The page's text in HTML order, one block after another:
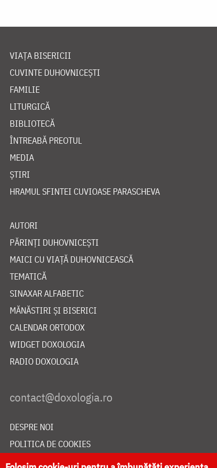
VIAȚA BISERICII
CUVINTE DUHOVNICEȘTI
FAMILIE
LITURGICĂ
BIBLIOTECĂ
ÎNTREABĂ PREOTUL
MEDIA
ȘTIRI
HRAMUL SFINTEI CUVIOASE PARASCHEVA
AUTORI
PĂRINȚI DUHOVNICEȘTI
MAICI CU VIAȚĂ DUHOVNICEASCĂ
TEMATICĂ
SINAXAR ALFABETIC
MĂNĂSTIRI ȘI BISERICI
CALENDAR ORTODOX
WIDGET DOXOLOGIA
RADIO DOXOLOGIA
DESPRE NOI
POLITICA DE COOKIES
DONEAZĂ ONLINE PENTRU CATEDRALA NAȚIONALĂ